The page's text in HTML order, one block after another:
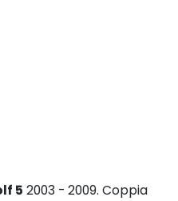
5 2003 - 2009. Coppia